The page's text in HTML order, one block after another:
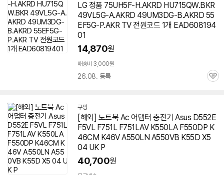
LG 정품 75UH5F-H.AKRD HU715QW.BKR
49VL5G-A.AKRD 49UM3DG-B.AKRD 55
EF5G-P.AKR TV 전원코드 1개 EAD608194
01
14,870원
배송비 3,000원
26.08. 등록
관
쿠팡
[해외] 노트북 Ac 어댑터 충전기 Asus D552E
F5VL F751L F751LAV K550LA F550DP K
46CM K46V A550LN A550VB K55D X5
04 UK P
40,700원